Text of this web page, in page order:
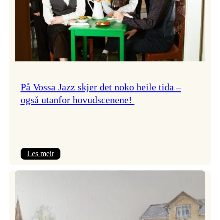
På Vossa Jazz skjer det noko heile tida –
også utanfor hovudscenene!
Les meir: